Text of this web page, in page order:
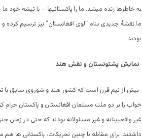
به خاطرها زنده میشد. ما را پاکستانیها – با تیشه خود
ما نقشۀ جدیدی بنام “لوی افغانستان” نیز ترسیم کرده
بودند.
نمایش پشتونستان و نقش هند
بیش از نیم قرن است که کشور هند و شوروی سابق با
خواب را بر دو ملت مسلمان افغانستان و پاکستان حرام
غیر واقعبینانه و غیر مسئولانه بودند که حتی در زمان
داشتند. برای مقابله با چنین تحریکات، پاکستانی ها